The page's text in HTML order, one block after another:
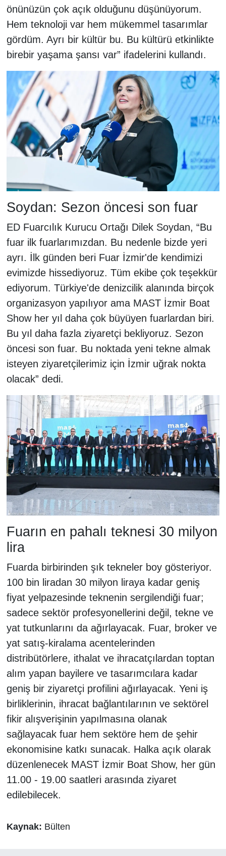
önünüzün çok açık olduğunu düşünüyorum.
Hem teknoloji var hem mükemmel tasarımlar
gördüm. Ayrı bir kültür bu. Bu kültürü etkinlikte
birebir yaşama şansı var” ifadelerini kullandı.
Soydan: Sezon öncesi son fuar
ED Fuarcılık Kurucu Ortağı Dilek Soydan, “Bu
fuar ilk fuarlarımızdan. Bu nedenle bizde yeri
ayrı. İlk günden beri Fuar İzmir'de kendimizi
evimizde hissediyoruz. Tüm ekibe çok teşekkür
ediyorum. Türkiye'de denizcilik alanında birçok
organizasyon yapılıyor ama MAST İzmir Boat
Show her yıl daha çok büyüyen fuarlardan biri.
Bu yıl daha fazla ziyaretçi bekliyoruz. Sezon
öncesi son fuar. Bu noktada yeni tekne almak
isteyen ziyaretçilerimiz için İzmir uğrak nokta
olacak” dedi.
Fuarın en pahalı teknesi 30 milyon
lira
Fuarda birbirinden şık tekneler boy gösteriyor.
100 bin liradan 30 milyon liraya kadar geniş
fiyat yelpazesinde teknenin sergilendiği fuar;
sadece sektör profesyonellerini değil, tekne ve
yat tutkunlarını da ağırlayacak. Fuar, broker ve
yat satış-kiralama acentelerinden
distribütörlere, ithalat ve ihracatçılardan toptan
alım yapan bayilere ve tasarımcılara kadar
geniş bir ziyaretçi profilini ağırlayacak. Yeni iş
birliklerinin, ihracat bağlantılarının ve sektörel
fikir alışverişinin yapılmasına olanak
sağlayacak fuar hem sektöre hem de şehir
ekonomisine katkı sunacak. Halka açık olarak
düzenlenecek MAST İzmir Boat Show, her gün
11.00 - 19.00 saatleri arasında ziyaret
edilebilecek.
Kaynak: Bülten